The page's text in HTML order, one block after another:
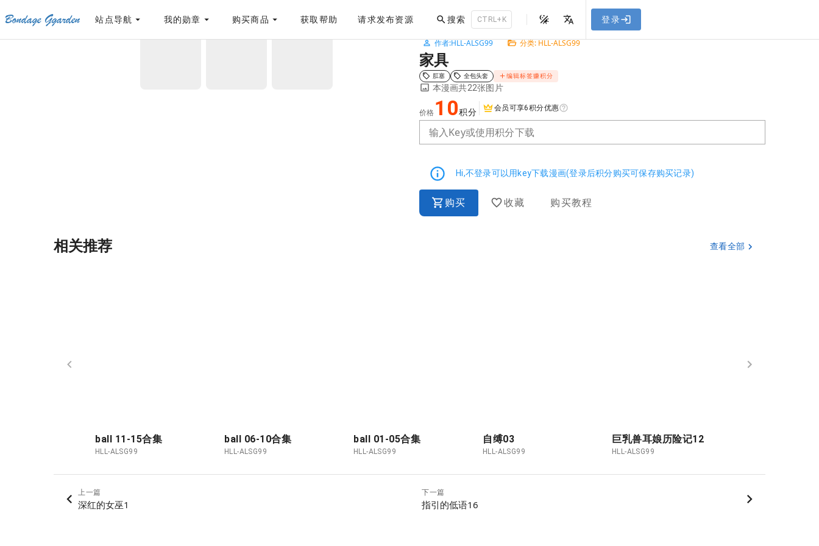
[点击联系客服] 网站永久防走失地址 「sykb.cc」，使用遇到问题请联系客服。
Bondage Ggarden 站点导航 我的勋章 购买商品 获取帮助 请求发布资源 搜索 CTRL+K 登录
首页 / HLL-ALSG99 / 家具
作者:HLL-ALSG99 分类: HLL-ALSG99
家具
肛塞 全包头套 编辑标签赚积分
本漫画共22张图片
价格 10积分 会员可享6积分优惠
输入Key或使用积分下载
Hi,不登录可以用key下载漫画(登录后积分购买可保存购买记录)
购买 收藏 购买教程
相关推荐 查看全部
ball 11-15合集
HLL-ALSG99
ball 06-10合集
HLL-ALSG99
ball 01-05合集
HLL-ALSG99
自缚03
HLL-ALSG99
巨乳兽耳娘历险记12
HLL-ALSG99
上一篇
深红的女巫1
下一篇
指引的低语16